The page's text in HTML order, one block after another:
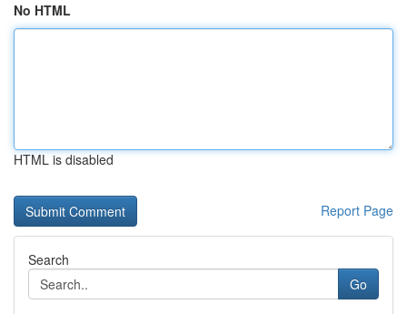
No HTML
HTML is disabled
Report Page
Search
Go